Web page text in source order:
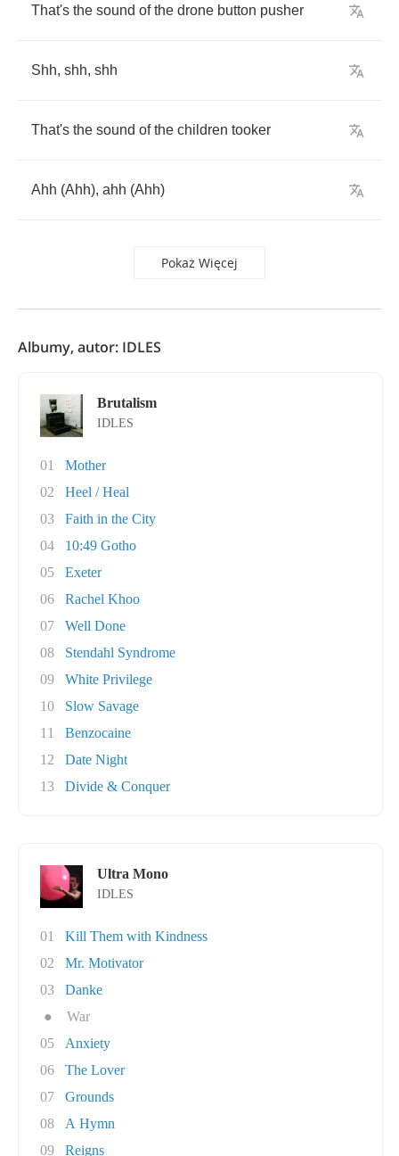
That's the sound of the drone button pusher
Shh, shh, shh
That's the sound of the children tooker
Ahh (Ahh), ahh (Ahh)
Pokaż Więcej
Albumy, autor: IDLES
Brutalism
IDLES
01
Mother
02
Heel / Heal
03
Faith in the City
04
10:49 Gotho
05
Exeter
06
Rachel Khoo
07
Well Done
08
Stendahl Syndrome
09
White Privilege
10
Slow Savage
11
Benzocaine
12
Date Night
13
Divide & Conquer
Ultra Mono
IDLES
01
Kill Them with Kindness
02
Mr. Motivator
03
Danke
●
War
05
Anxiety
06
The Lover
07
Grounds
08
A Hymn
09
Reigns